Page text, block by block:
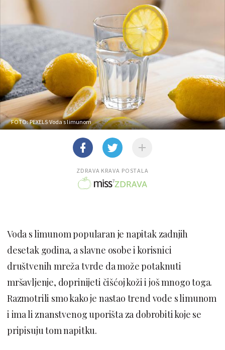
FOTO: PEXELSVoda s limunom
ZDRAVA KRAVA POSTALA
Voda s limunom popularan je napitak zadnjih
desetak godina, a slavne osobe i korisnici
društvenih mreža tvrde da može potaknuti
mršavljenje, doprinijeti čišćoj koži i još mnogo toga.
Razmotrili smo kako je nastao trend vode s limunom
i ima li znanstvenog uporišta za dobrobiti koje se
pripisuju tom napitku.